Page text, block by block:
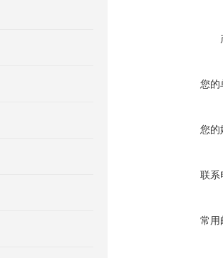
您的
您的
联系
常用